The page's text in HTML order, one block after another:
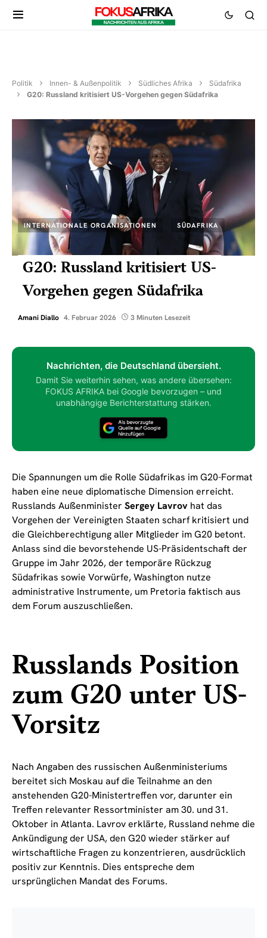
Politik Innen- & Außenpolitik Südliches Afrika
Südafrika
G20: Russland kritisiert US-Vorgehen gegen Südafrika
INTERNATIONALE ORGANISATIONEN SÜDAFRIKA
G20: Russland kritisiert US-
Vorgehen gegen Südafrika
Amani Diallo 4. Februar 2026 3 Minuten Lesezeit
Nachrichten, die Deutschland übersieht.
Damit Sie weiterhin sehen, was andere übersehen:
FOKUS AFRIKA bei Google bevorzugen – und
unabhängige Berichterstattung stärken.
Die Spannungen um die Rolle Südafrikas im G20-Format
haben eine neue diplomatische Dimension erreicht.
Russlands Außenminister Sergey Lavrov hat das
Vorgehen der Vereinigten Staaten scharf kritisiert und
die Gleichberechtigung aller Mitglieder im G20 betont.
Anlass sind die bevorstehende US-Präsidentschaft der
Gruppe im Jahr 2026, der temporäre Rückzug
Südafrikas sowie Vorwürfe, Washington nutze
administrative Instrumente, um Pretoria faktisch aus
dem Forum auszuschließen.
Russlands Position
zum G20 unter US-
Vorsitz
Nach Angaben des russischen Außenministeriums
bereitet sich Moskau auf die Teilnahme an den
anstehenden G20-Ministertreffen vor, darunter ein
Treffen relevanter Ressortminister am 30. und 31.
Oktober in Atlanta. Lavrov erklärte, Russland nehme die
Ankündigung der USA, den G20 wieder stärker auf
wirtschaftliche Fragen zu konzentrieren, ausdrücklich
positiv zur Kenntnis. Dies entspreche dem
ursprünglichen Mandat des Forums.